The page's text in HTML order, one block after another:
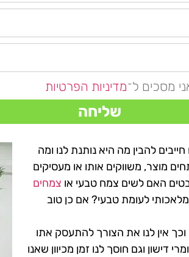
מסכים ל־מדיניות הפרטיות
שליחה
להבין מה היא נותנת לנו ומה
מוצר, משווקים אותו או מעסיקים
האם לשים צמח טבעי או צמחים
לעומת טבעי? אם כן טוב
אין לנו את הצורך להתעסק אתו
דישון וגם חוסך לנו זמן מכיוון שאנו